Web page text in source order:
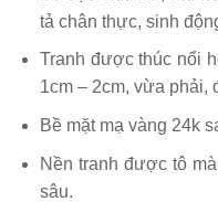
tả chân thực, sinh
Tranh được thúc nổi
1cm – 2cm, vừa phải,
Bề mặt mạ vàng 24k
Nền tranh được tô
sâu.